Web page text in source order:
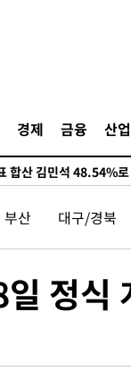
경제 금융 산업
급방문 다중화된 전선
벌 들썩'…"세계적인 선
인, 맨시티전 선발 대신
김민석 46.01%로 승
리당원 투표 김민석
리당원 투표 정청래
성 접대 의혹 심판 조
공원서 헤엄친 구렁이
부산 대구/경북
일 정